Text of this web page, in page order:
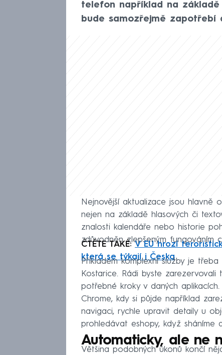
telefon například na
bude samozřejmě zapotřebí
Nejnovější aktualizace jsou hlavně
nejen na základě hlasových či
znalosti kalendáře nebo historie
zdůvodněn zlepšeným fungováním
ČTĚTE TAKÉ:V EU hrozí
která se týkají i Česka
Příkladem komplexní služby je
Kostarice. Rádi byste zarezervovali
potřebné kroky v daných
Chrome, kdy si půjde například
navigaci, rychle upravit detaily u
prohledávat eshopy, když sháníme
Automaticky, ale ne
Většina podobných úkonů končí